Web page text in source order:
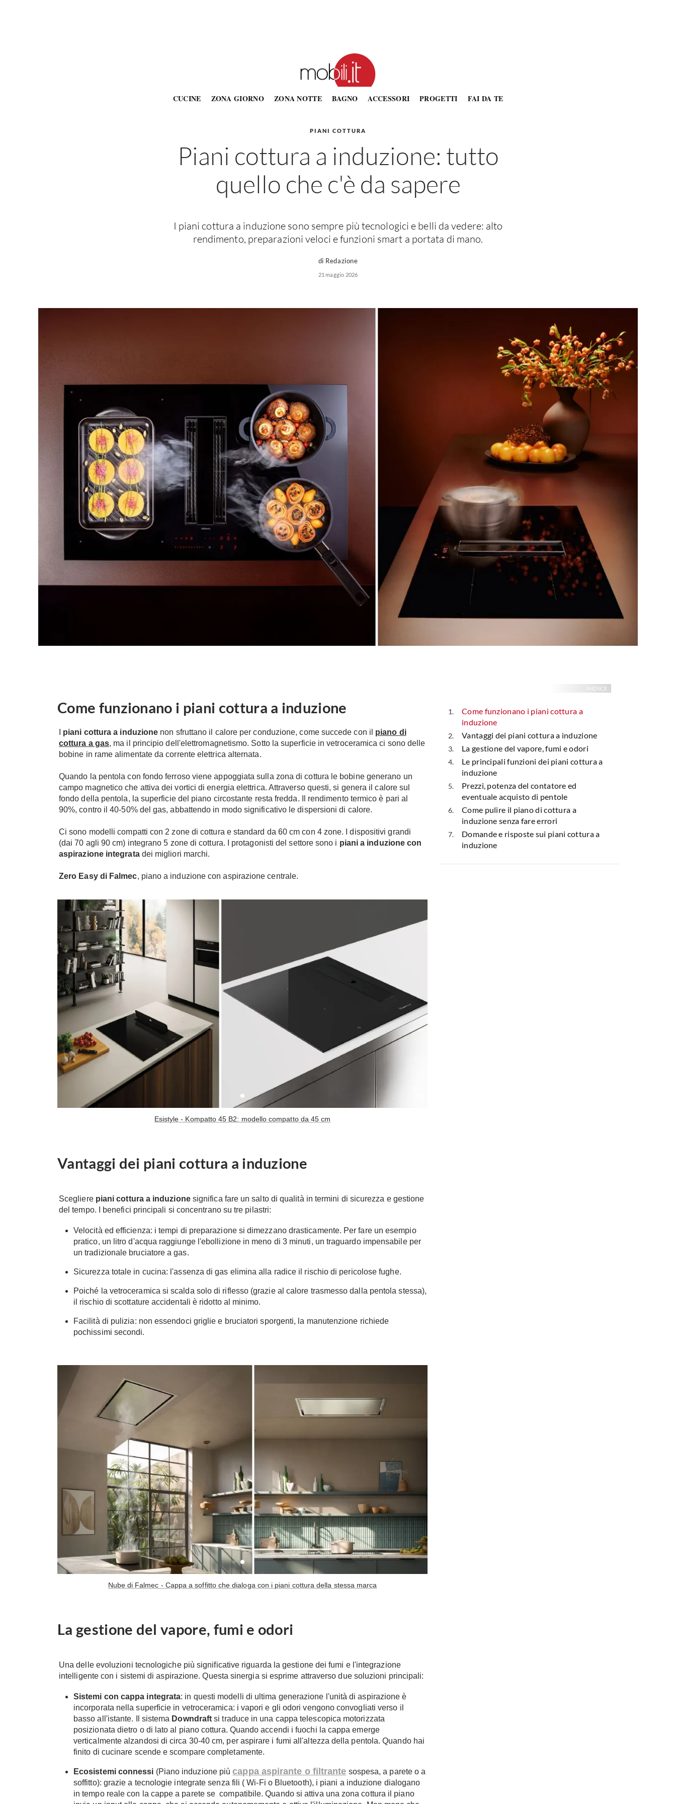
CUCINE ZONA GIORNO ZONA NOTTE BAGNO ACCESSORI PROGETTI FAI DA TE
PIANI COTTURA
Piani cottura a induzione: tutto
quello che c'è da sapere
I piani cottura a induzione sono sempre più tecnologici e belli da vedere: alto
rendimento, preparazioni veloci e funzioni smart a portata di mano.
di Redazione
21 maggio 2026
Come funzionano i piani cottura a induzione
piani cottura a induzione non sfruttano il calore per conduzione, come succede con il piano di
cottura a gas, ma il principio dell'elettromagnetismo. Sotto la superficie in vetroceramica ci sono delle
bobine in rame alimentate da corrente elettrica alternata.
Quando la pentola con fondo ferroso viene appoggiata sulla zona di cottura le bobine generano un
campo magnetico che attiva dei vortici di energia elettrica. Attraverso questi, si genera il calore sul
fondo della pentola, la superficie del piano circostante resta fredda. Il rendimento termico è pari al
90%, contro il 40-50% del gas, abbattendo in modo significativo le dispersioni di calore.
Ci sono modelli compatti con 2 zone di cottura e standard da 60 cm con 4 zone. I dispositivi grandi
(dai 70 agli 90 cm) integrano 5 zone di cottura. I protagonisti del settore sono i piani a induzione con
aspirazione integrata dei migliori marchi.
Zero Easy di Falmec, piano a induzione con aspirazione centrale.
Esistyle - Kompatto 45 B2: modello compatto da 45 cm
Vantaggi dei piani cottura a induzione
Scegliere piani cottura a induzionesignifica fare un salto di qualità in termini di sicurezza e gestione
del tempo. I benefici principali si concentrano su tre pilastri:
Velocità ed efficienza: i tempi di preparazione si dimezzano drasticamente. Per fare un esempio
pratico, un litro d'acqua raggiunge l'ebollizione in meno di 3 minuti, un traguardo impensabile per
un tradizionale bruciatore a gas.
Sicurezza totale in cucina: l'assenza di gas elimina alla radice il rischio di pericolose fughe.
Poiché la vetroceramica si scalda solo di riflesso (grazie al calore trasmesso dalla pentola stessa),
il rischio di scottature accidentali è ridotto al minimo.
Facilità di pulizia: non essendoci griglie e bruciatori sporgenti, la manutenzione richiede
pochissimi secondi.
Nube di Falmec - Cappa a soffitto che dialoga con i piani cottura della stessa marca
La gestione del vapore, fumi e odori
Una delle evoluzioni tecnologiche più significative riguarda la gestione dei fumi e l'integrazione
intelligente con i sistemi di aspirazione. Questa sinergia si esprime attraverso due soluzioni principali:
Sistemi con cappa integrata: in questi modelli di ultima generazione l'unità di aspirazione è
incorporata nella superficie in vetroceramica: i vapori e gli odori vengono convogliati verso il
basso all'istante. Il sistema Downdraftsi traduce in una cappa telescopica motorizzata
posizionata dietro o di lato al piano cottura. Quando accendi i fuochi la cappa emerge
verticalmente alzandosi di circa 30-40 cm, per aspirare i fumi all'altezza della pentola. Quando hai
finito di cucinare scende e scompare completamente.
Ecosistemi connessi (Piano induzione piùcappa aspirante o filtrante sospesa, a parete o a
soffitto): grazie a tecnologie integrate senza fili ( Wi-Fi o Bluetooth), i piani a induzione dialogano
in tempo reale con la cappe a parete se compatibile. Quando si attiva una zona cottura il piano
INDICE:
Come funzionano i piani cottura a
induzione
Vantaggi dei piani cottura a induzione
La gestione del vapore, fumi e odori
Le principali funzioni dei piani cottura a
induzione
Prezzi, potenza del contatore ed
eventuale acquisto di pentole
Come pulire il piano di cottura a
induzione senza fare errori
Domande e risposte sui piani cottura a
induzione